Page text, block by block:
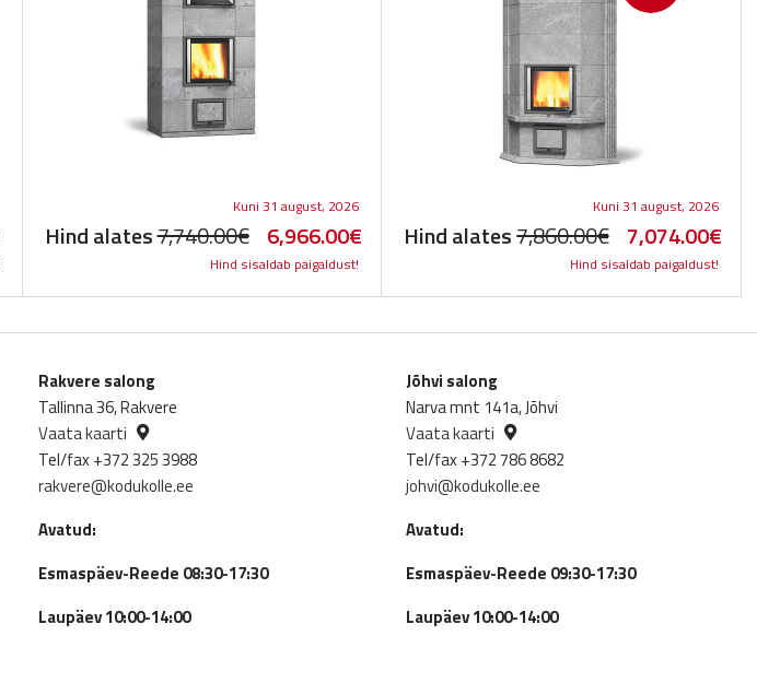
Kuni 31 august, 2026
Hind alates7,740.00€ Original
price
6,966.00€ Current
Hind sisaldab paigaldust!
Kuni 31 august, 2026
Hind alates7,860.00€ Original
price
7,074.00€
Hind sisaldab paigaldust!
Rakvere salong
Tallinna 36, Rakvere
Vaata kaarti
Tel/fax +372 325 3988
rakvere@kodukolle.ee
Avatud:
Esmaspäev-Reede 08:30-17:30
Laupäev 10:00-14:00
Jõhvi salong
Narva mnt 141a, Jõhvi
Vaata kaarti
Tel/fax +372 786 8682
johvi@kodukolle.ee
Avatud:
Esmaspäev-Reede 09:30-17:30
Laupäev 10:00-14:00